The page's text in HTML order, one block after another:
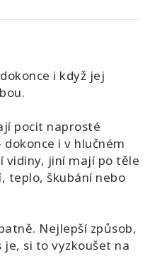
i když jej
pocit naprosté
i v hlučném
vidiny, jiní mají po těle
teplo, škubání nebo
Nejlepší způsob,
je, si to vyzkoušet na